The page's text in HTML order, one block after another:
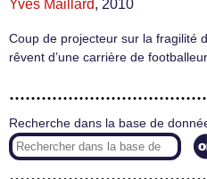
Yves Maillard, 2010
Coup de projecteur sur la fragilité
rêvent d’une carrière de
Recherche dans la base de